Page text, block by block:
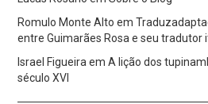
Romulo Monte Alto em
entre Guimarães Rosa e seu tradutor
Israel FigueiraemA lição dos
século XVI